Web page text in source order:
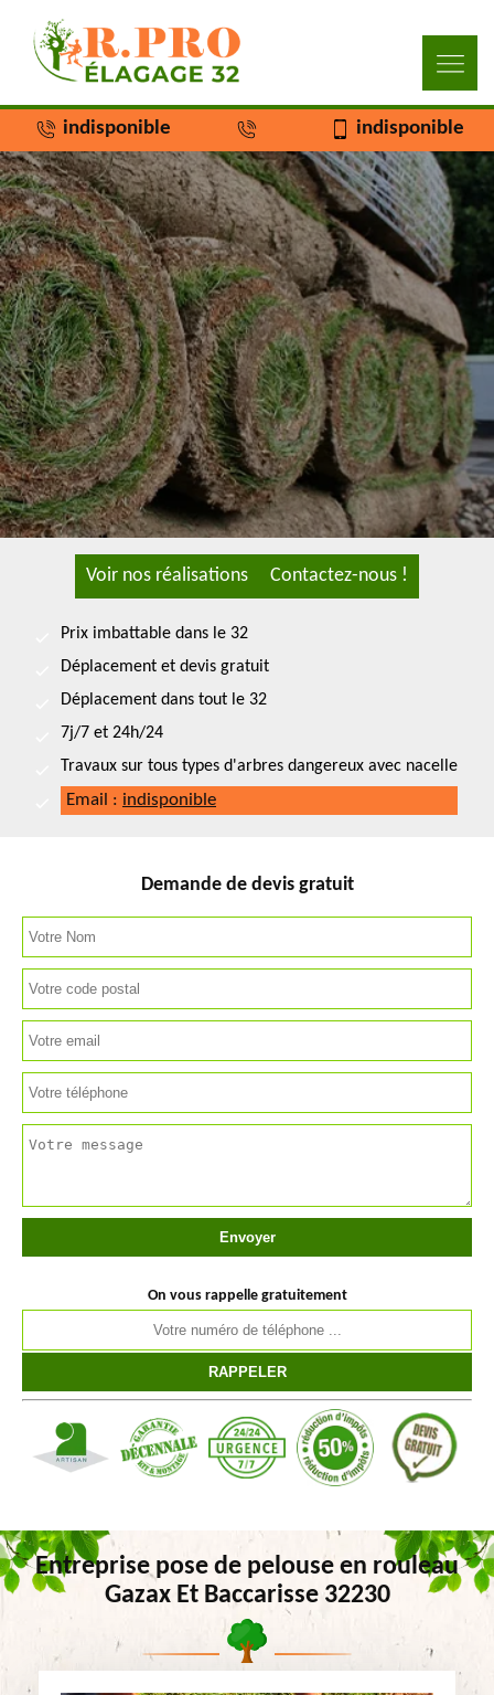
indisponible indisponible
Voir nos réalisations Contactez-nous !
Prix imbattable dans le 32
Déplacement et devis gratuit
Déplacement dans tout le 32
7j/7 et 24h/24
Travaux sur tous types d'arbres dangereux avec nacelle
Email : indisponible
Demande de devis gratuit
On vous rappelle gratuitement
Entreprise pose de pelouse en rouleau
Gazax Et Baccarisse 32230